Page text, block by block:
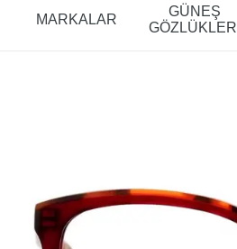
MARKALAR
GÜNEŞ
GÖZLÜKLERİ